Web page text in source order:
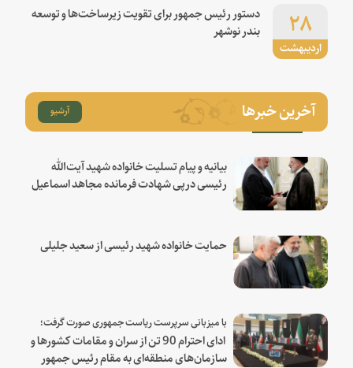
اردیبهشت
۲۸
دستور رئیس جمهور برای تقویت زیرساخت‌ها و توسعه
بندر نوشهر
آخرین خبرها آرشیو
بیانیه و پیام تسلیت خانواده شهید آیت‌الله
رئیسی درپی شهادت فرمانده مجاهد اسماعیل
حمایت خانواده شهید رئیسی از سعید جلیلی
با میزبانی سرپرست ریاست جمهوری صورت گرفت؛
ادای احترام 90 تن از سران و مقامات کشورها و
سازمان‌های منطقه‌ای به مقام رئیس جمهور